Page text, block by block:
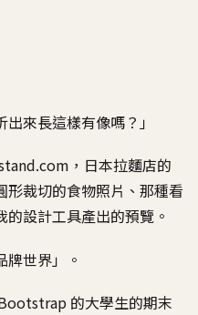
來長這樣有像嗎？」
，日本拉麵店的
裁切的食物照片、那種看
設計工具產出的預覽。
牌世界」。
的大學生的期末